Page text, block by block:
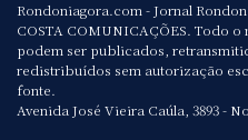
Rondoniagora.com - Jornal
COSTA COMUNICAÇÕES. Todo
podem ser publicados,
redistribuídos sem autorização
fonte.
Avenida José Vieira Caúla, 3893 -